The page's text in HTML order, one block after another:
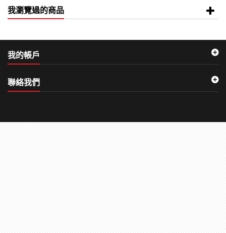
我瀏覽過的商品
我的帳戶
聯絡我們